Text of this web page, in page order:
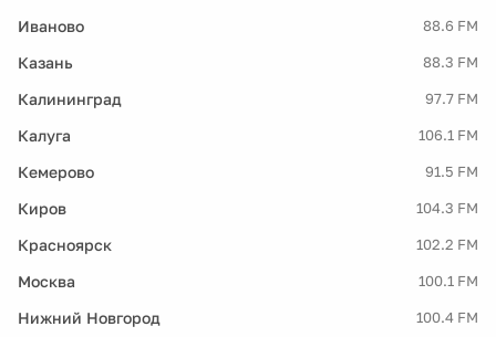
Иваново 88.6 FM
Казань 88.3 FM
Калининград 97.7 FM
Калуга 106.1 FM
Кемерово 91.5 FM
Киров 104.3 FM
Красноярск 102.2 FM
Москва 100.1 FM
Нижний Новгород 100.4 FM